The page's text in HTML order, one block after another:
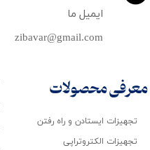
zibavar@gmail.com
ایمیل ما
تجهیزات ایستادن و راه رفتن
تجهیزات الکتروتراپی
معرفی محصولات